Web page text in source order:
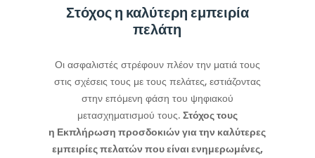
Στόχος η καλύτερη εμπειρία
πελάτη
Οι ασφαλιστές στρέφουν πλέον την ματιά τους
στις σχέσεις τους με τους πελάτες,εστιάζοντας
στην επόμενη φάση του ψηφιακού
μετασχηματισμού τους. Στόχος τους
η Εκπλήρωση προσδοκιών για την καλύτερες
εμπειρίες πελατών που είναι ενημερωμένες,